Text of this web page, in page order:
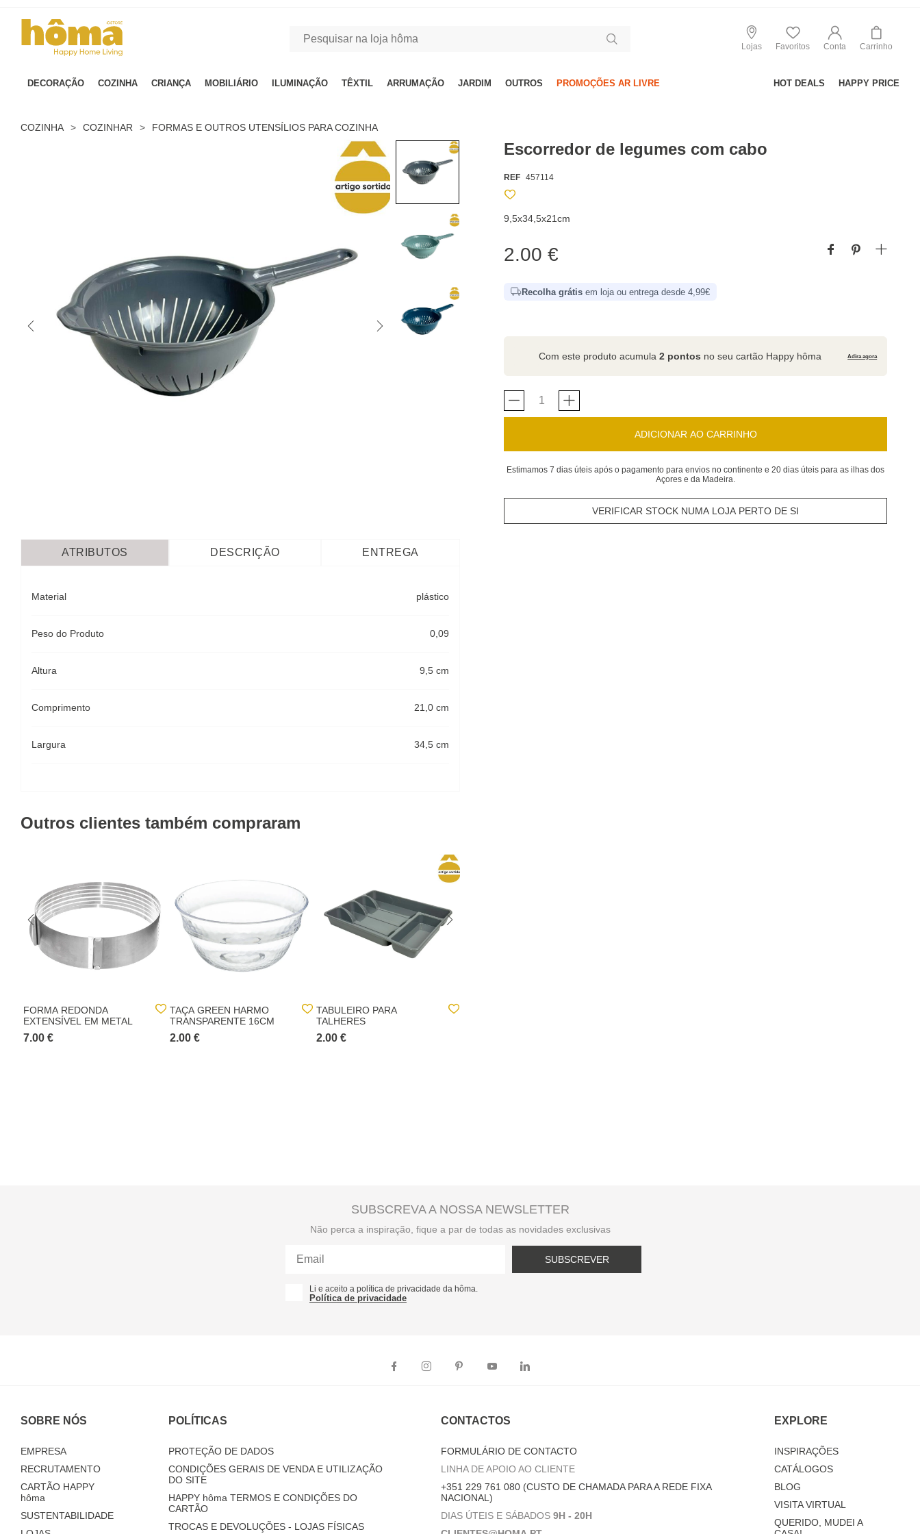
Lojas Favoritos Conta Carrinho
DECORAÇÃO COZINHA CRIANÇA MOBILIÁRIO ILUMINAÇÃO TÊXTIL ARRUMAÇÃO JARDIM OUTROS PROMOÇÕES AR LIVRE HOT DEALS HAPPY PRICE
COZINHA > COZINHAR > FORMAS E OUTROS UTENSÍLIOS PARA COZINHA
Escorredor de legumes com cabo
REF 457114
9,5x34,5x21cm
2.00 €
Recolha grátis em loja ou entrega desde 4,99€
Com este produto acumula2 pontos no seu cartão Happy hôma Adira agora
ADICIONAR AO CARRINHO
Estimamos 7 dias úteis após o pagamento para envios no continente e 20 dias úteis para as ilhas dos
Açores e da Madeira.
VERIFICAR STOCK NUMA LOJA PERTO DE SI
ATRIBUTOS DESCRIÇÃO ENTREGA
Material plástico
Peso do Produto 0,09
Altura 9,5 cm
Comprimento 21,0 cm
Largura 34,5 cm
Outros clientes também compraram
FORMA REDONDA
EXTENSÍVEL EM METAL
7.00 €
TAÇA GREEN HARMO
TRANSPARENTE 16CM
2.00 €
TABULEIRO PARA
TALHERES
2.00 €
SUBSCREVA A NOSSA NEWSLETTER
Não perca a inspiração, fique a par de todas as novidades exclusivas
SUBSCREVER
Li e aceito a política de privacidade da hôma.
Política de privacidade
SOBRE NÓS
EMPRESA
RECRUTAMENTO
CARTÃO HAPPY
hôma
SUSTENTABILIDADE
POLÍTICAS
PROTEÇÃO DE DADOS
CONDIÇÕES GERAIS DE VENDA E UTILIZAÇÃO
DO SITE
HAPPY hôma TERMOS E CONDIÇÕES DO
CARTÃO
TROCAS E DEVOLUÇÕES - LOJAS FÍSICAS
CONTACTOS
FORMULÁRIO DE CONTACTO
LINHA DE APOIO AO CLIENTE
+351 229 761 080 (CUSTO DE CHAMADA PARA A REDE FIXA
NACIONAL)
DIAS ÚTEIS E SÁBADOS 9H - 20H
EXPLORE
INSPIRAÇÕES
CATÁLOGOS
BLOG
VISITA VIRTUAL
QUERIDO, MUDEI A